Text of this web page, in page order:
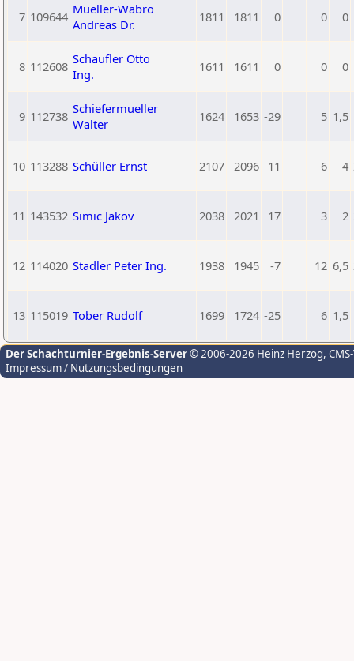
7 109644 Mueller-Wabro
Andreas Dr.
1811 1811 0 0 0
8 112608 Schaufler Otto
Ing.
1611 1611 0 0 0
9 112738 Schiefermueller
Walter
1624 1653 -29 5 1,5
10 113288 Schüller Ernst 2107 2096 11 6 4
11 143532 Simic Jakov 2038 2021 17 3 2
12 114020 Stadler Peter Ing. 1938 1945 -7 12 6,5
13 115019 Tober Rudolf 1699 1724 -25 6 1,5
Der Schachturnier-Ergebnis-Server© 2006-2026 Heinz Herzog,
Impressum / Nutzungsbedingungen